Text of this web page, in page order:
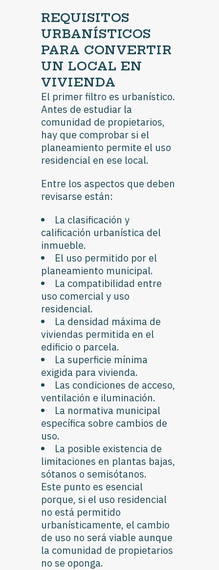
REQUISITOS
URBANÍSTICOS
PARA CONVERTIR
UN LOCAL EN
VIVIENDA
El primer filtro es urbanístico.
Antes de estudiar la
comunidad de propietarios,
hay que comprobar si el
planeamiento permite el uso
residencial en ese local.
Entre los aspectos que deben
revisarse están:
La clasificación y
calificación urbanística del
inmueble.
El uso permitido por el
planeamiento municipal.
La compatibilidad entre
uso comercial y uso
residencial.
La densidad máxima de
viviendas permitida en el
edificio o parcela.
La superficie mínima
exigida para vivienda.
Las condiciones de acceso,
ventilación e iluminación.
La normativa municipal
específica sobre cambios de
uso.
La posible existencia de
limitaciones en plantas bajas,
sótanos o semisótanos.
Este punto es esencial
porque, si el uso residencial
no está permitido
urbanísticamente, el cambio
de uso no será viable aunque
la comunidad de propietarios
no se oponga.